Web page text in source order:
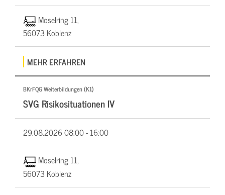
Moselring 11,
56073 Koblenz
MEHR ERFAHREN
BKrFQG Weiterbildungen (K1)
SVG Risikosituationen IV
29.08.202608:00 - 16:00
Moselring 11,
56073 Koblenz